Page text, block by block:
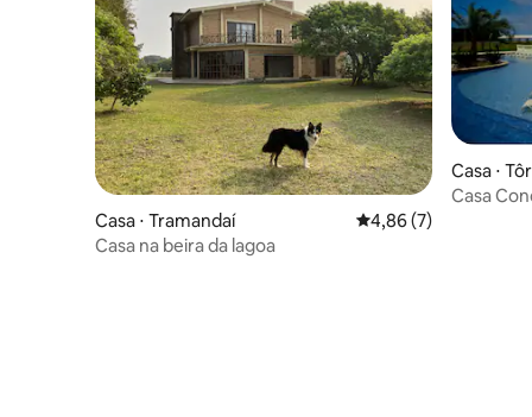
Casa ⋅ Tramandaí 4,86 de uma
4,86 (7)
Casa na beira da lagoa
Casa ⋅
Casa